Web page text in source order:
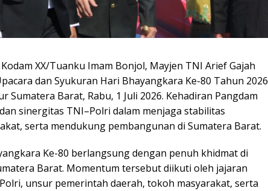
XX/Tuanku Imam Bonjol, Mayjen TNI Arief Gajah
dan Syukuran Hari Bhayangkara Ke-80 Tahun 2026
Sumatera Barat, Rabu, 1 Juli 2026. Kehadiran Pangdam
sinergitas TNI–Polri dalam menjaga stabilitas
serta mendukung pembangunan di Sumatera Barat.
Ke-80 berlangsung dengan penuh khidmat di
Barat. Momentum tersebut diikuti oleh jajaran
unsur pemerintah daerah, tokoh masyarakat, serta